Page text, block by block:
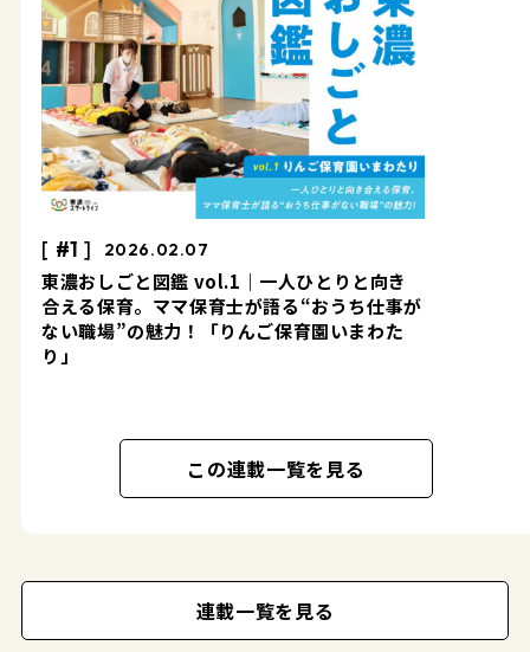
#1 2026.02.07
東濃おしごと図鑑 vol.1｜一人ひとりと向き
合える保育。ママ保育士が語る“おうち仕事が
ない職場”の魅力！「りんご保育園いまわた
り」
この連載一覧を見る
連載一覧を見る